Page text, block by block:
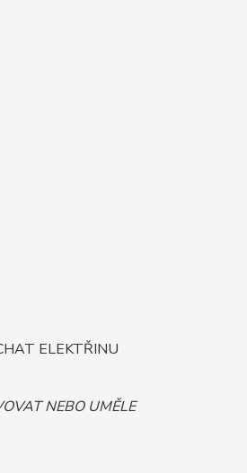
ELEKTŘINU
NEBO UMĚLE